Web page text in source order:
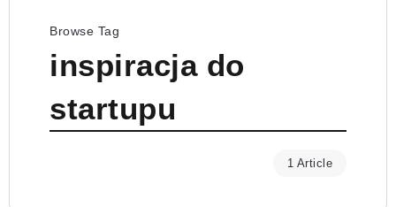
Browse Tag
inspiracja do
startupu
1 Article